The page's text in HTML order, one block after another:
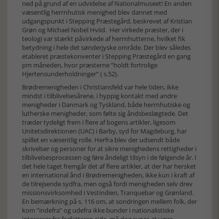
ned på grund af en udvidelse af Nationalmuseet! En anden
væsentlig herrnhutisk menighed blev dannet med
udgangspunkt i Stepping Præstegård, beskrevet af Kristian
Grøn og Michael Nobel Hviid. Her virkede præster, der i
teologi var stærkt påvirkede af herrnhutterne, hvilket fik
betydning i hele det sønderjyske område. Der blev således
etableret præstekonventer i Stepping Præstegård en gang
pm måneden, hvor præsterne ”holdt fortrolige
Hjertensunderholdninger” ( s.52).
Brødremenigheden i Christiansfeld var hele tiden, ikke
mindst i tilblivelsesårene, i hyppig kontakt med andre
menigheder i Danmark og Tyskland, både herrnhutiske og
lutherske menigheder, som følte sig åndsbeslægtede. Det
træder tydeligt frem i flere af bogens artikler, ligesom
Unitetsdirektionen (UAC) i Barby, syd for Magdeburg, har
spillet en væsentlig rolle. Herfra blev der udsendt både
skrivelser og personer for at sikre menighedens rettigheder i
tilblivelsesprocessen og føre åndeligt tilsyn i de følgende år. I
det hele taget fremgår det af flere artikler, at der har hersket
en international ånd i Brødremenigheden, ikke kun i kraft af
de tilrejsende sydfra, men også fordi menigheden selv drev
missionsvirksomhed i Vestindien, Tranquebar og Grønland.
En bemærkning på s. 116 om, at sondringen mellem folk, der
kom ”indefra” og udefra ikke bunder i nationalistiske